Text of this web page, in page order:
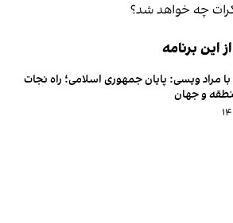
چه خواهد شد؟
این برنامه
مراد ویسی: پایان جمهوری اسلامی؛ راه نجات
و جهان